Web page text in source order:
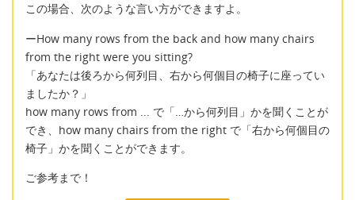
この場合、次のような言い方ができますよ。
ーHow many rows from the back and how many chairs
from the right were you sitting?
「あなたは後ろから何列目、右から何個目の椅子に座ってい
ましたか？」
how many rows from ... で「…から何列目」かを聞くことが
でき、how many chairs from the right で「右から何個目の
椅子」かを聞くことができます。
ご参考まで！